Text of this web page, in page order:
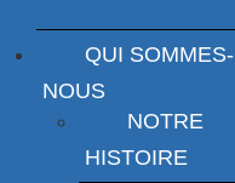
QUI SOMMES-
NOUS
NOTRE
HISTOIRE